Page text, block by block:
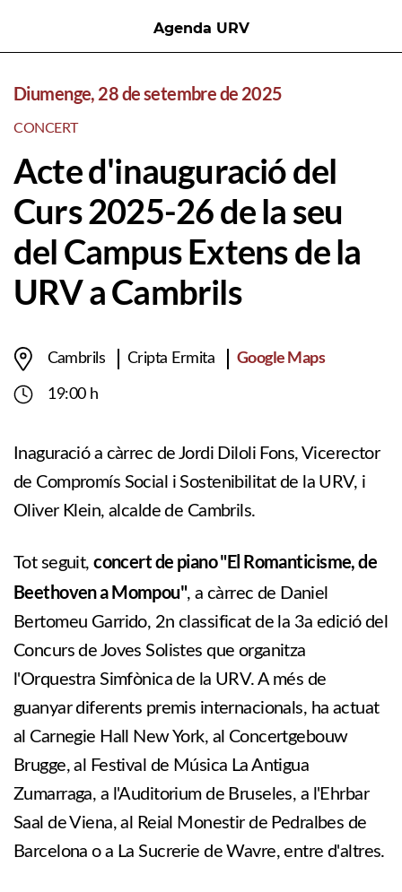
Agenda URV
Diumenge, 28 de setembre de 2025
CONCERT
Acte d'inauguració del
Curs 2025-26 de la seu
del Campus Extens de la
URV a Cambrils
Cambrils Cripta Ermita Google Maps
19:00 h
Inaguració a càrrec de Jordi Diloli Fons, Vicerector
de Compromís Social i Sostenibilitat de la URV, i
Oliver Klein, alcalde de Cambrils.
Tot seguit,concert de piano "El Romanticisme, de
Beethoven a Mompou", a càrrec de Daniel
Bertomeu Garrido, 2n classificat de la 3a edició del
Concurs de Joves Solistes que organitza
l'Orquestra Simfònica de la URV. A més de
guanyar diferents premis internacionals, ha actuat
al Carnegie Hall New York, al Concertgebouw
Brugge, al Festival de Música La Antigua
Zumarraga, a l'Auditorium de Bruseles, a l'Ehrbar
Saal de Viena, al Reial Monestir de Pedralbes de
Barcelona o a La Sucrerie de Wavre, entre d'altres.